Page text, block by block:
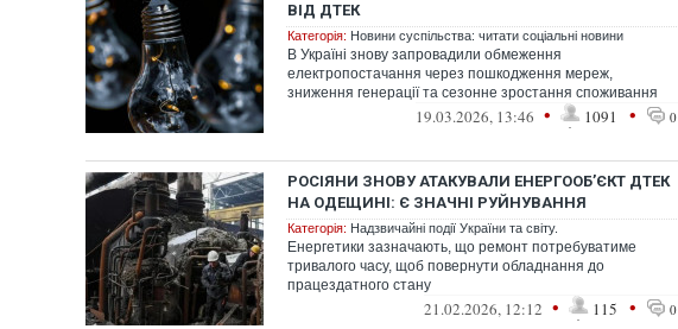
ВІД ДТЕК
Категорія: Новини суспільства: читати соціальні новини
В Україні знову запровадили обмеження
електропостачання через пошкодження мереж,
зниження генерації та сезонне зростання споживання
19.03.2026, 13:46 • 1091 • 0
РОСІЯНИ ЗНОВУ АТАКУВАЛИ ЕНЕРГООБʼЄКТ ДТЕК
НА ОДЕЩИНІ: Є ЗНАЧНІ РУЙНУВАННЯ
Категорія: Надзвичайні події України та світу.
Енергетики зазначають, що ремонт потребуватиме
тривалого часу, щоб повернути обладнання до
працездатного стану
21.02.2026, 12:12 • 115 • 0